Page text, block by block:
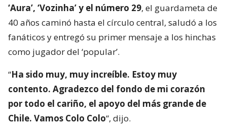
‘Aura’, ‘Vozinha’ y el número 29, el guardameta de
40 años caminó hasta el círculo central, saludó a los
fanáticos y entregó su primer mensaje a los hinchas
como jugador del ‘popular’.
“Ha sido muy, muy increíble. Estoy muy
contento. Agradezco del fondo de mi corazón
por todo el cariño, el apoyo del más grande de
Chile. Vamos Colo Colo“, dijo.